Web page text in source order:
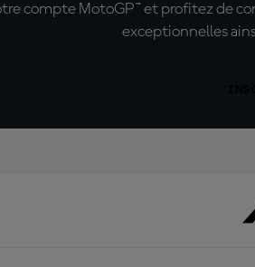
compte MotoGP™ et profitez de
exceptionnelles